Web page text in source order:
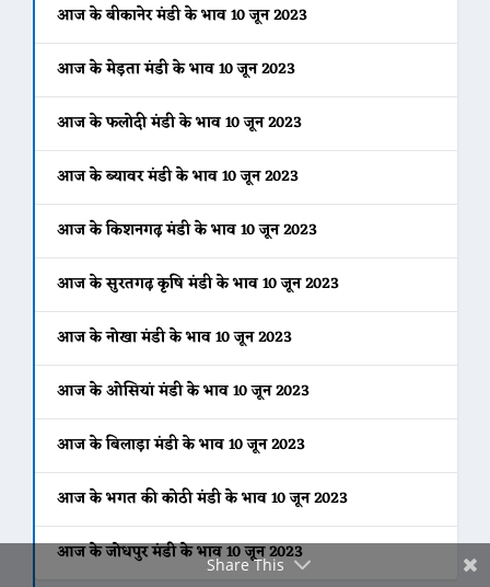
आज के बीकानेर मंडी के भाव 10 जून 2023
आज के मेड़ता मंडी के भाव 10 जून 2023
आज के फलोदी मंडी के भाव 10 जून 2023
आज के ब्यावर मंडी के भाव 10 जून 2023
आज के किशनगढ़ मंडी के भाव 10 जून 2023
आज के सुरतगढ़ कृषि मंडी के भाव 10 जून 2023
आज के नोखा मंडी के भाव 10 जून 2023
आज के ओसियां मंडी के भाव 10 जून 2023
आज के बिलाड़ा मंडी के भाव 10 जून 2023
आज के भगत की कोठी मंडी के भाव 10 जून 2023
आज के जोधपुर मंडी के भाव 10 जून 2023
Share This
Twitter